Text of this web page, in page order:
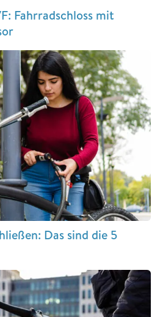
Fahrradschloss mit
Das sind die 5